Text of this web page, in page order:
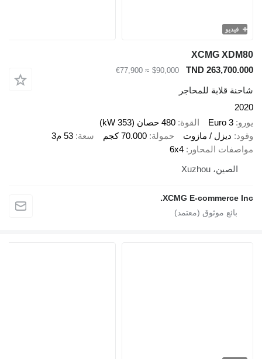
XCMG
TND
$90,000
≈ €77,900
للمحاجر
Euro 3 القوة
480 حصان (353 kW)
ديزل / مازوت
حمولة 70.000 كجم سعة
53 م3
المحاور
6x4
XCMG E-